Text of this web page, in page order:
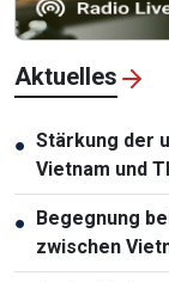
Aktuelles
● Stärkung der
Vietnam und
● Begegnung
zwischen